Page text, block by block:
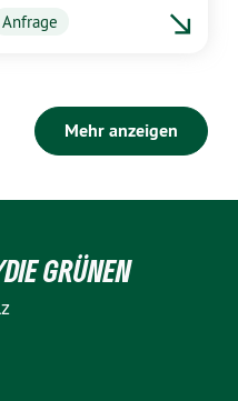
Anfrage
Mehr anzeigen
GRÜNEN